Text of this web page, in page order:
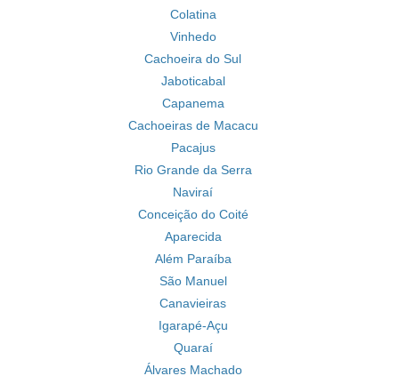
Colatina
Vinhedo
Cachoeira do Sul
Jaboticabal
Capanema
Cachoeiras de Macacu
Pacajus
Rio Grande da Serra
Naviraí
Conceição do Coité
Aparecida
Além Paraíba
São Manuel
Canavieiras
Igarapé-Açu
Quaraí
Álvares Machado